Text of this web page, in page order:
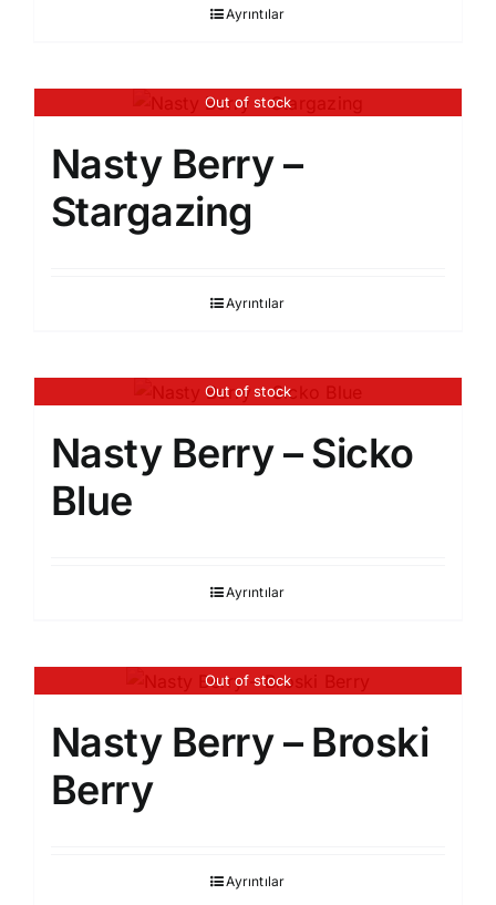
Ayrıntılar
Out of stock
Nasty Berry –
Stargazing
Ayrıntılar
Out of stock
Nasty Berry – Sicko
Blue
Ayrıntılar
Out of stock
Nasty Berry – Broski
Berry
Ayrıntılar